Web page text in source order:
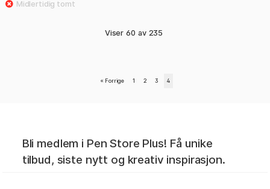
Viser 60 av 235
« Forrige 1 2 3 4
Bli medlem i Pen Store Plus! Få unike
tilbud, siste nytt og kreativ inspirasjon.